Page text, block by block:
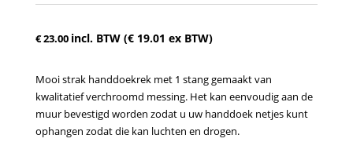
€23.00 incl. BTW (€19.01 ex BTW)
Mooi strak handdoekrek met 1 stang gemaakt van
kwalitatief verchroomd messing. Het kan eenvoudig aan de
muur bevestigd worden zodat u uw handdoek netjes kunt
ophangen zodat die kan luchten en drogen.